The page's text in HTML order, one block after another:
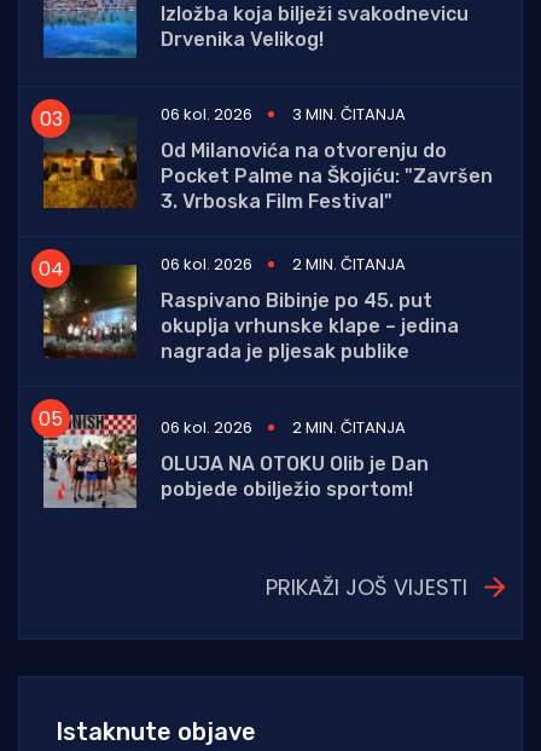
Izložba koja bilježi svakodnevicu
Drvenika Velikog!
06 kol. 2026
3 MIN. ČITANJA
Od Milanovića na otvorenju do
Pocket Palme na Škojiću: "Završen
3. Vrboska Film Festival"
06 kol. 2026
2 MIN. ČITANJA
Raspivano Bibinje po 45. put
okuplja vrhunske klape – jedina
nagrada je pljesak publike
06 kol. 2026
2 MIN. ČITANJA
OLUJA NA OTOKU Olib je Dan
pobjede obilježio sportom!
PRIKAŽI JOŠ VIJESTI
Istaknute objave